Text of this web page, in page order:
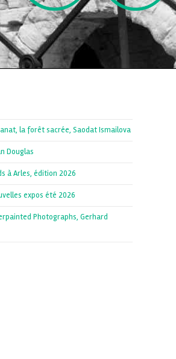
la forêt sacrée, Saodat Ismailova
Douglas
à Arles, édition 2026
expos été 2026
Photographs, Gerhard